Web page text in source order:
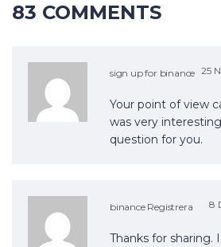
83 COMMENTS
sign up for binance 25
Your point of view
was very
question for you.
binance Registrera 8
Thanks for sharing.